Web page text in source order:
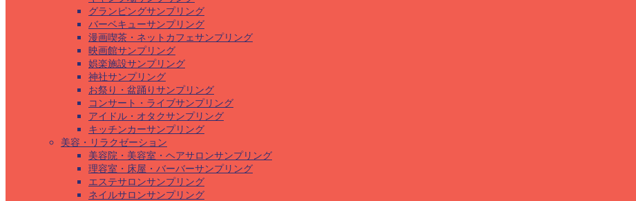
グランピングサンプリング
バーベキューサンプリング
漫画喫茶・ネットカフェサンプリング
映画館サンプリング
娯楽施設サンプリング
神社サンプリング
お祭り・盆踊りサンプリング
コンサート・ライブサンプリング
アイドル・オタクサンプリング
キッチンカーサンプリング
美容・リラクゼーション
美容院・美容室・ヘアサロンサンプリング
理容室・床屋・バーバーサンプリング
エステサロンサンプリング
ネイルサロンサンプリング